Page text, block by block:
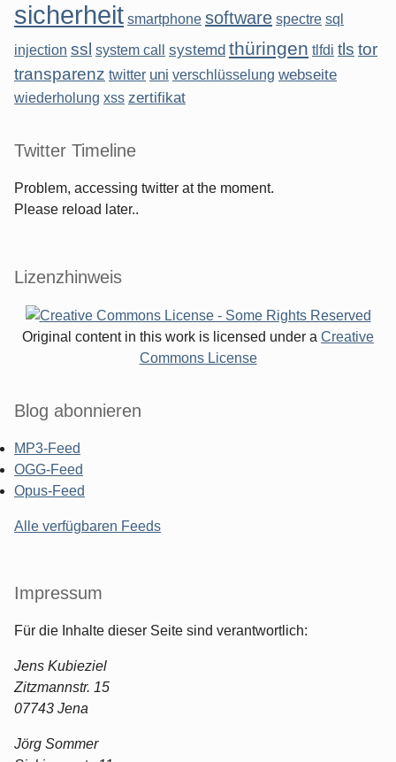
sicherheit smartphone software spectre sql
injection ssl system call systemd thüringen tlfdi tls tor
transparenz twitter uni verschlüsselung webseite
wiederholung xss zertifikat
Twitter Timeline
Problem, accessing twitter at the moment.
Please reload later..
Lizenzhinweis
Original content in this work is licensed under a Creative
Commons License
Blog abonnieren
MP3-Feed
OGG-Feed
Opus-Feed
Alle verfügbaren Feeds
Impressum
Für die Inhalte dieser Seite sind verantwortlich:
Jens Kubieziel
Zitzmannstr. 15
07743 Jena
Jörg Sommer